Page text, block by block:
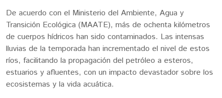
De acuerdo con el Ministerio del Ambiente, Agua y
Transición Ecológica (MAATE), más de ochenta kilómetros
de cuerpos hídricos han sido contaminados. Las intensas
lluvias de la temporada han incrementado el nivel de estos
ríos, facilitando la propagación del petróleo a esteros,
estuarios y afluentes, con un impacto devastador sobre los
ecosistemas y la vida acuática.